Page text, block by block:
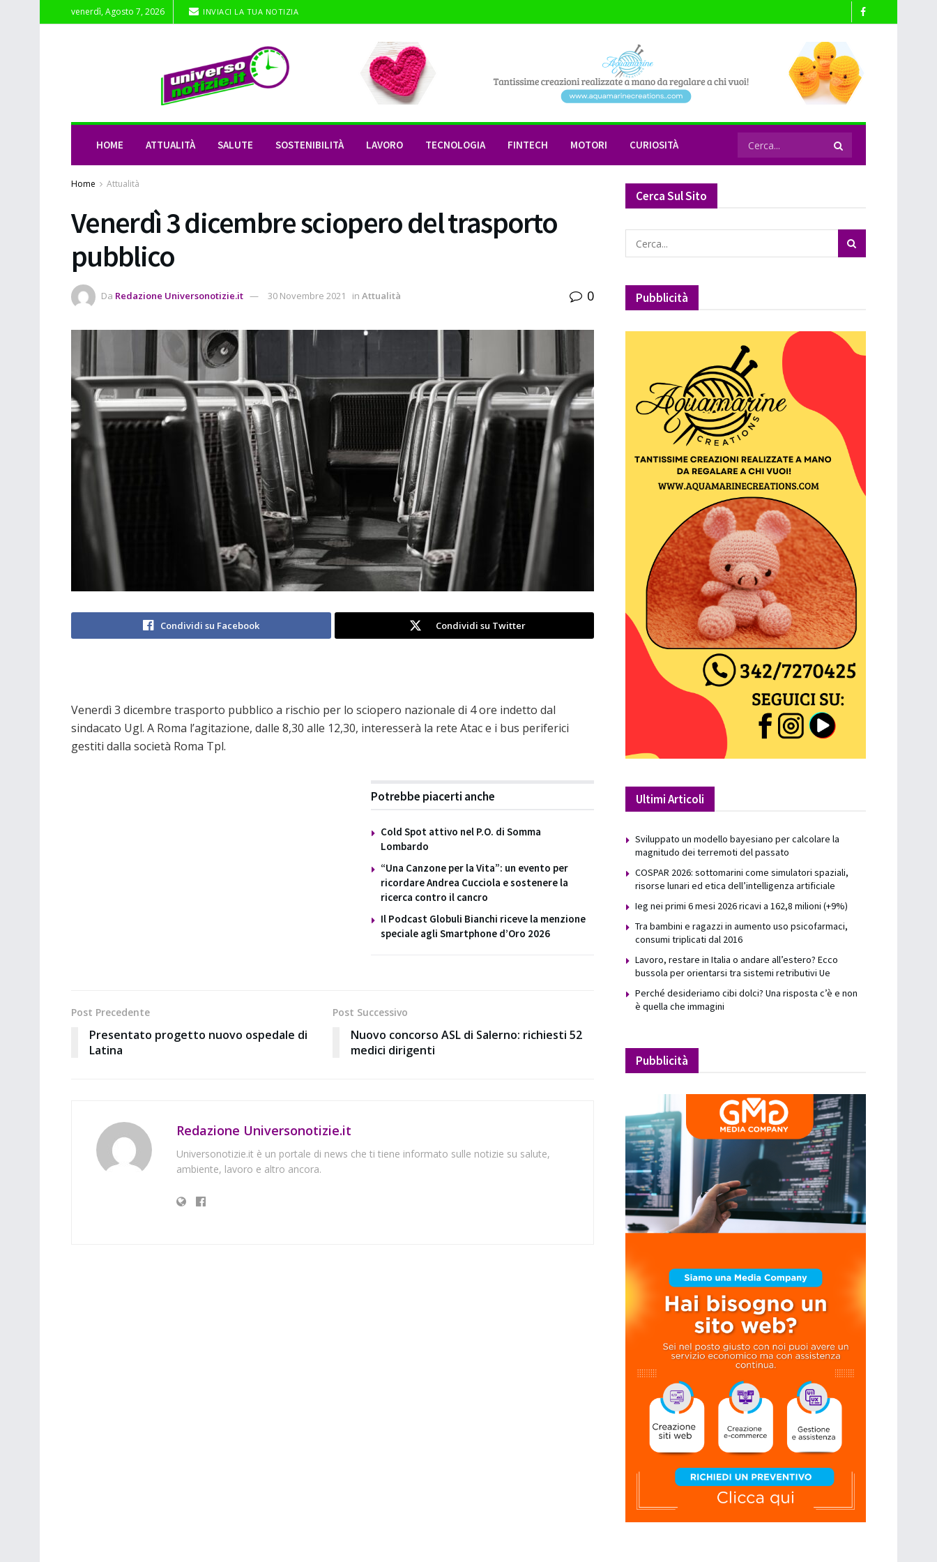
venerdì, Agosto 7, 2026 INVIACI LA TUA NOTIZIA
HOME ATTUALITÀ SALUTE SOSTENIBILITÀ LAVORO TECNOLOGIA FINTECH MOTORI CURIOSITÀ
Home Attualità
Venerdì 3 dicembre sciopero del trasporto
pubblico
Da Redazione Universonotizie.it 30 Novembre 2021 in Attualità 0
Condividi su Facebook Condividi su Twitter
Venerdì 3 dicembre trasporto pubblico a rischio per lo sciopero nazionale di 4 ore indetto dal
sindacato Ugl. A Roma l’agitazione, dalle 8,30 alle 12,30, interesserà la rete Atac e i bus periferici
gestiti dalla società Roma Tpl.
Potrebbe piacerti anche
Cold Spot attivo nel P.O. di Somma
Lombardo
“Una Canzone per la Vita”: un evento per
ricordare Andrea Cucciola e sostenere la
ricerca contro il cancro
Il Podcast Globuli Bianchi riceve la menzione
speciale agli Smartphone d’Oro 2026
Post Precedente
Presentato progetto nuovo ospedale di
Latina
Post Successivo
Nuovo concorso ASL di Salerno: richiesti 52
medici dirigenti
Redazione Universonotizie.it
Universonotizie.it è un portale di news che ti tiene informato sulle notizie su salute,
ambiente, lavoro e altro ancora.
Cerca Sul Sito
Pubblicità
Ultimi Articoli
Sviluppato un modello bayesiano per calcolare la
magnitudo dei terremoti del passato
COSPAR 2026: sottomarini come simulatori spaziali,
risorse lunari ed etica dell’intelligenza artificiale
Ieg nei primi 6 mesi 2026 ricavi a 162,8 milioni (+9%)
Tra bambini e ragazzi in aumento uso psicofarmaci,
consumi triplicati dal 2016
Lavoro, restare in Italia o andare all’estero? Ecco
bussola per orientarsi tra sistemi retributivi Ue
Perché desideriamo cibi dolci? Una risposta c’è e non
è quella che immagini
Pubblicità